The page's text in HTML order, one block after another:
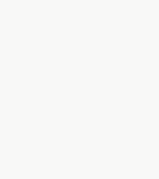
дякую тобі за кожну
завжди буде